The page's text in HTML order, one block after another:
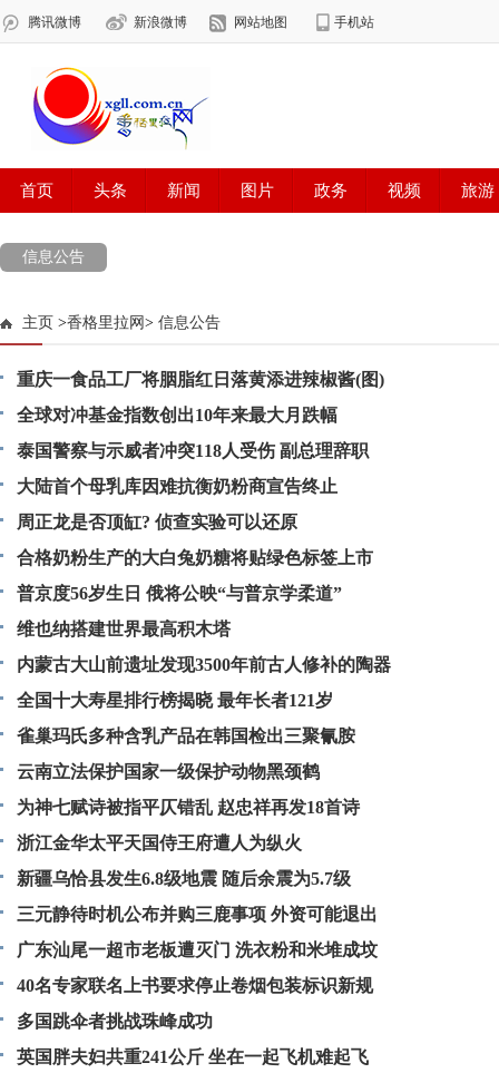
信息公告
主页 >香格里拉网 > 信息公告
重庆一食品工厂将胭脂红日落黄添进辣椒酱(图)
全球对冲基金指数创出10年来最大月跌幅
泰国警察与示威者冲突118人受伤 副总理辞职
大陆首个母乳库因难抗衡奶粉商宣告终止
周正龙是否顶缸? 侦查实验可以还原
合格奶粉生产的大白兔奶糖将贴绿色标签上市
普京度56岁生日 俄将公映“与普京学柔道”
维也纳搭建世界最高积木塔
内蒙古大山前遗址发现3500年前古人修补的陶器
全国十大寿星排行榜揭晓 最年长者121岁
雀巢玛氏多种含乳产品在韩国检出三聚氰胺
云南立法保护国家一级保护动物黑颈鹤
为神七赋诗被指平仄错乱 赵忠祥再发18首诗
浙江金华太平天国侍王府遭人为纵火
新疆乌恰县发生6.8级地震 随后余震为5.7级
三元静待时机公布并购三鹿事项 外资可能退出
广东汕尾一超市老板遭灭门 洗衣粉和米堆成坟
40名专家联名上书要求停止卷烟包装标识新规
多国跳伞者挑战珠峰成功
英国胖夫妇共重241公斤 坐在一起飞机难起飞